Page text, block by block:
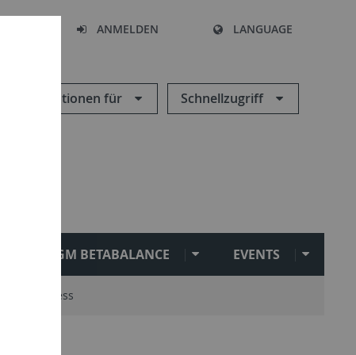
ANMELDEN LANGUAGE
Informationen für Schnellzugriff
SGM BETABALANCE EVENTS
Pausenexpress